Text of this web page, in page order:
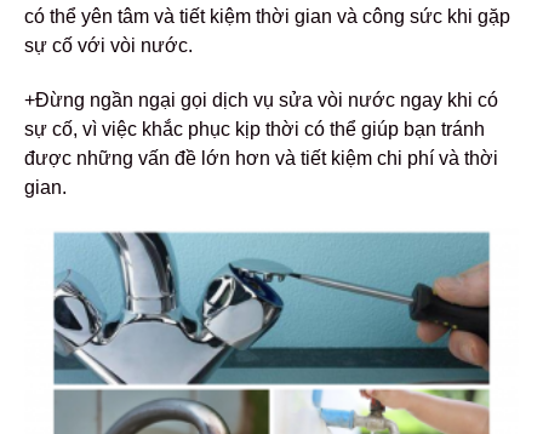
có thể yên tâm và tiết kiệm thời gian và công sức khi gặp
sự cố với vòi nước.
+Đừng ngần ngại gọi dịch vụ sửa vòi nước ngay khi có
sự cố, vì việc khắc phục kịp thời có thể giúp bạn tránh
được những vấn đề lớn hơn và tiết kiệm chi phí và thời
gian.